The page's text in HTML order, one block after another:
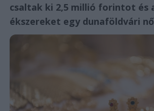
csaltak ki 2,5 millió forintot és
ékszereket egy dunaföldvári